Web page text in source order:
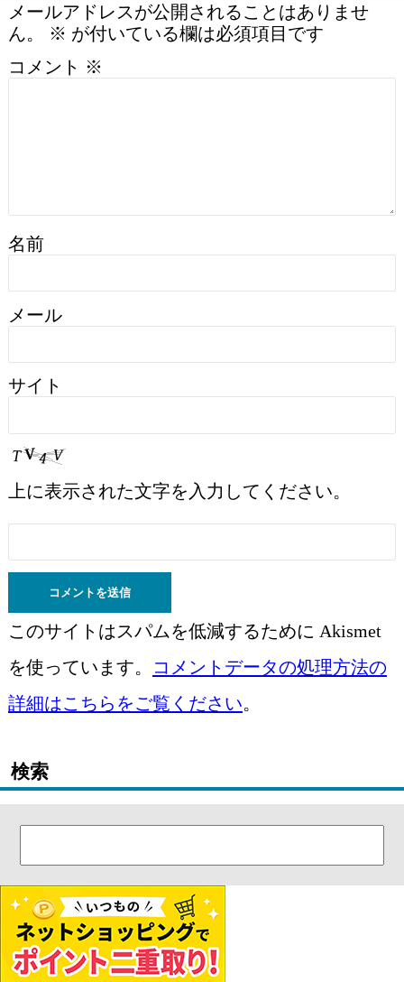
メールアドレスが公開されることはありませ
ん。
※ が付いている欄は必須項目です
コメント ※
名前
メール
サイト
上に表示された文字を入力してください。
このサイトはスパムを低減するために Akismet
を使っています。
コメントデータの処理方法の
詳細はこちらをご覧ください。
検索